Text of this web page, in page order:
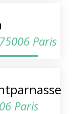
Paris
Paris